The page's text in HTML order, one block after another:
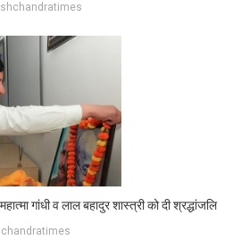
गांधी व लाल बहादुर शास्त्री को दी श्रद्धांजलि